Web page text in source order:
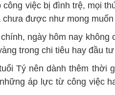
công việc bị đình trệ, mọi
được như mong
ngày hôm nay không
trong chi tiêu hay đầu
Tý nên dành thêm thời
áp lực từ công việc